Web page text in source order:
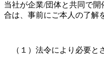
当社が企業/団体と共同で
合は、事前にご本人の了解
（１）法令により必要と